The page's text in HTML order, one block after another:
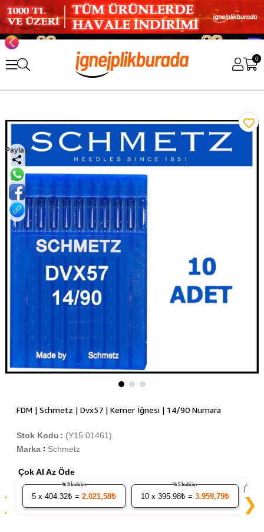
0
Paylaş
FDM | Schmetz | Dvx57 | Kemer İğnesi | 14/90 Numara
(Y15.01461)
Stok Kodu
Marka : Schmetz
Çok Al Az Öde
5x 404.32₺ = 2.021,58₺
% 3 İndirim
10x 395.98₺ = 3.959,79₺
% 5 İndirim
❯